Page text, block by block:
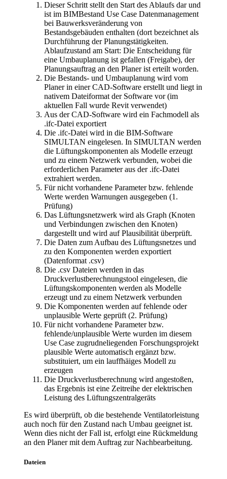
Dieser Schritt stellt den Start des Ablaufs dar und
ist im BIMBestand Use Case Datenmanagement
bei Bauwerksveränderung von
Bestandsgebäuden enthalten (dort bezeichnet als
Durchführung der Planungstätigkeiten.
Ablaufzustand am Start: Die Entscheidung für
eine Umbauplanung ist gefallen (Freigabe), der
Planungsauftrag an den Planer ist erteilt worden.
Die Bestands- und Umbauplanung wird vom
Planer in einer CAD-Software erstellt und liegt in
nativem Dateiformat der Software vor (im
aktuellen Fall wurde Revit verwendet)
Aus der CAD-Software wird ein Fachmodell als
.ifc-Datei exportiert
Die .ifc-Datei wird in die BIM-Software
SIMULTAN eingelesen. In SIMULTAN werden
die Lüftungskomponenten als Modelle erzeugt
und zu einem Netzwerk verbunden, wobei die
erforderlichen Parameter aus der .ifc-Datei
extrahiert werden.
Für nicht vorhandene Parameter bzw. fehlende
Werte werden Warnungen ausgegeben (1.
Prüfung)
Das Lüftungsnetzwerk wird als Graph (Knoten
und Verbindungen zwischen den Knoten)
dargestellt und wird auf Plausibilität überprüft.
Die Daten zum Aufbau des Lüftungsnetzes und
zu den Komponenten werden exportiert
(Datenformat .csv)
Die .csv Dateien werden in das
Druckverlustberechnungstool eingelesen, die
Lüftungskomponenten werden als Modelle
erzeugt und zu einem Netzwerk verbunden
Die Komponenten werden auf fehlende oder
unplausible Werte geprüft (2. Prüfung)
Für nicht vorhandene Parameter bzw.
fehlende/unplausible Werte wurden im diesem
Use Case zugrudneliegenden Forschungsprojekt
plausible Werte automatisch ergänzt bzw.
substituiert, um ein lauffhäiges Modell zu
erzeugen
Die Druckverlustberechnung wird angestoßen,
das Ergebnis ist eine Zeitreihe der elektrischen
Leistung des Lüftungszentralgeräts
Es wird überprüft, ob die bestehende Ventilatorleistung
auch noch für den Zustand nach Umbau geeignet ist.
Wenn dies nicht der Fall ist, erfolgt eine Rückmeldung
an den Planer mit dem Auftrag zur Nachbearbeitung.
Dateien